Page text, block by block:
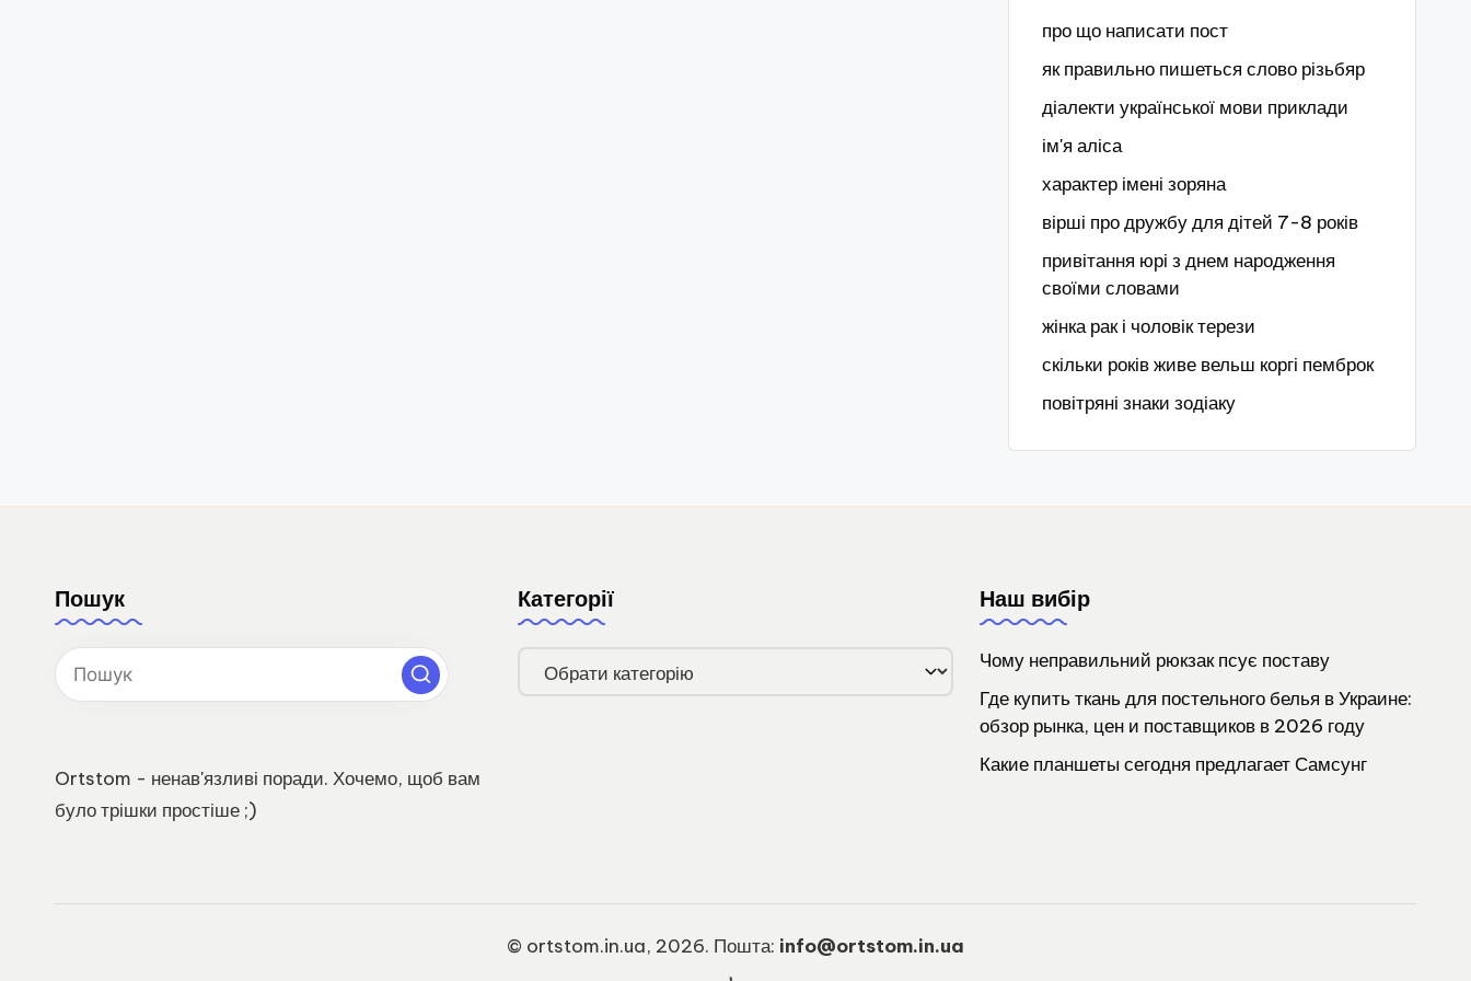
про що написати пост
як правильно пишеться слово різьбяр
діалекти української мови приклади
ім'я аліса
характер імені зоряна
вірші про дружбу для дітей 7-8 років
привітання юрі з днем народження
своїми словами
жінка рак і чоловік терези
скільки років живе вельш коргі пемброк
повітряні знаки зодіаку
Пошук
Ortstom - ненав'язливі поради. Хочемо, щоб вам
було трішки простіше ;)
Категорії
Категорії
Наш вибір
Чому неправильний рюкзак псує поставу
Где купить ткань для постельного белья в Украине:
обзор рынка, цен и поставщиков в 2026 году
Какие планшеты сегодня предлагает Самсунг
© ortstom.in.ua, 2026. Пошта: info@ortstom.in.ua